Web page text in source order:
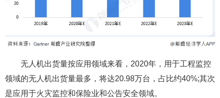
无人机出货量按应用领域来看，2020年，用于工程监控
领域的无人机出货量最多，将达20.98万台，占比约40%;其次
是应用于火灾监控和保险业和公告安全领域。